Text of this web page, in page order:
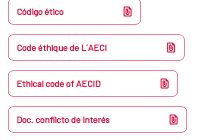
Código ético
Code éthique de L´AECI
Ethical code of AECID
Doc. conflicto de interés